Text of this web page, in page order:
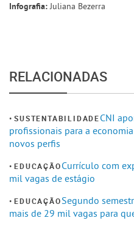
Infografia:Juliana Bezerra
RELACIONADAS
SUSTENTABILIDADECNI
profissionais para a
novos perfis
EDUCAÇÃOCurrículo com
mil vagas de estágio
EDUCAÇÃOSegundo
mais de 29 mil vagas para